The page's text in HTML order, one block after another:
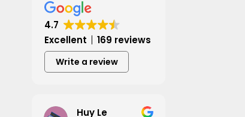
4.7
Excellent
169 reviews
Write a review
Huy Le